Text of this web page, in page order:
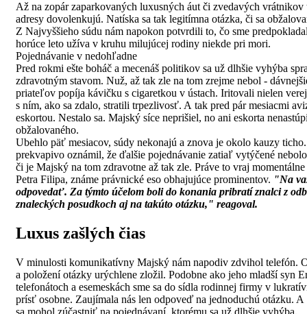
Až na zopár zaparkovaných luxusných áut či zvedavých
adresy dovolenkujú. Natíska sa tak legitímna otázka, či sa
Z Najvyššieho súdu nám napokon potvrdili to, čo sme
horúce leto užíva v kruhu milujúcej rodiny niekde pri mori.
Pojednávanie v nedohľadne
Pred rokmi ešte boháč a mecenáš politikov sa už dlhšie vyhýba
zdravotným stavom. Nuž, až tak zle na tom zrejme nebol -
priateľov popíja kávičku s cigaretkou v ústach. Iritovali nielen
s ním, ako sa zdalo, stratili trpezlivosť. A tak pred pár mesiacmi
eskortou. Nestalo sa. Majský síce neprišiel, no ani eskorta
obžalovaného.
Ubehlo päť mesiacov, súdy nekonajú a znova je okolo kauzy
prekvapivo oznámil, že ďalšie pojednávanie zatiaľ vytýčené
či je Majský na tom zdravotne až tak zle. Práve to vraj
Petra Filipa, známe právnické eso obhajujúce prominentov. "Na
odpovedať. Za týmto účelom boli do konania pribratí znalci z
znaleckých posudkoch aj na takúto otázku," reagoval.
Luxus zašlých čias
V minulosti komunikatívny Majský nám napodiv zdvihol telefón.
a položení otázky urýchlene zložil. Podobne ako jeho mladší syn
telefonátoch a esemeskách sme sa do sídla rodinnej firmy v
prísť osobne. Zaujímala nás len odpoveď na jednoduchú otázku.
sa mohol zúčastniť na pojednávaní, ktorému sa už dlhšie vyhýba.